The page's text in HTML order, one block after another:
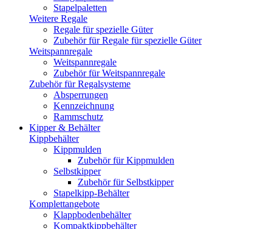
Stapelpaletten
Weitere Regale
Regale für spezielle Güter
Zubehör für Regale für spezielle Güter
Weitspannregale
Weitspannregale
Zubehör für Weitspannregale
Zubehör für Regalsysteme
Absperrungen
Kennzeichnung
Rammschutz
Kipper & Behälter
Kippbehälter
Kippmulden
Zubehör für Kippmulden
Selbstkipper
Zubehör für Selbstkipper
Stapelkipp-Behälter
Komplettangebote
Klappbodenbehälter
Kompaktkippbehälter